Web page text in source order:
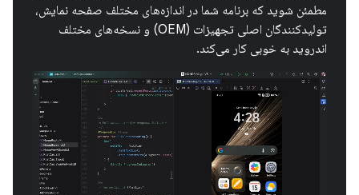
مطمئن شوید که برنامه شما در اندازه‌های مختلف صفحه نمایش،
تولیدکنندگان اصلی تجهیزات (OEM) و نسخه‌های مختلف
اندروید به خوبی کار می‌کند.